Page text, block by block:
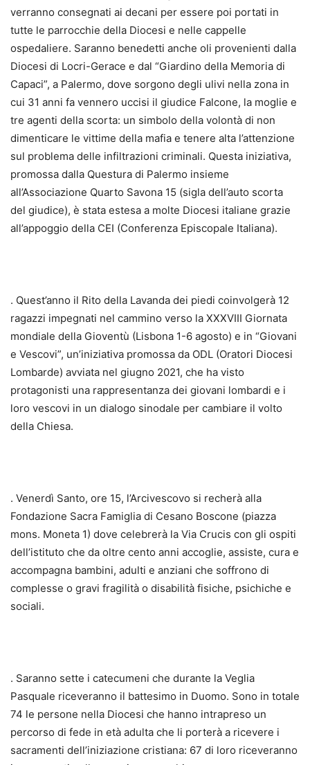
verranno consegnati ai decani per essere poi portati in
tutte le parrocchie della Diocesi e nelle cappelle
ospedaliere. Saranno benedetti anche oli provenienti dalla
Diocesi di Locri-Gerace e dal “Giardino della Memoria di
Capaci”, a Palermo, dove sorgono degli ulivi nella zona in
cui 31 anni fa vennero uccisi il giudice Falcone, la moglie e
tre agenti della scorta: un simbolo della volontà di non
dimenticare le vittime della mafia e tenere alta l’attenzione
sul problema delle infiltrazioni criminali. Questa iniziativa,
promossa dalla Questura di Palermo insieme
all’Associazione Quarto Savona 15 (sigla dell’auto scorta
del giudice), è stata estesa a molte Diocesi italiane grazie
all’appoggio della CEI (Conferenza Episcopale Italiana).
. Quest’anno il Rito della Lavanda dei piedi coinvolgerà 12
ragazzi impegnati nel cammino verso la XXXVIII Giornata
mondiale della Gioventù (Lisbona 1-6 agosto) e in “Giovani
e Vescovi”, un’iniziativa promossa da ODL (Oratori Diocesi
Lombarde) avviata nel giugno 2021, che ha visto
protagonisti una rappresentanza dei giovani lombardi e i
loro vescovi in un dialogo sinodale per cambiare il volto
della Chiesa.
. Venerdì Santo, ore 15, l’Arcivescovo si recherà alla
Fondazione Sacra Famiglia di Cesano Boscone (piazza
mons. Moneta 1) dove celebrerà la Via Crucis con gli ospiti
dell’istituto che da oltre cento anni accoglie, assiste, cura e
accompagna bambini, adulti e anziani che soffrono di
complesse o gravi fragilità o disabilità fisiche, psichiche e
sociali.
. Saranno sette i catecumeni che durante la Veglia
Pasquale riceveranno il battesimo in Duomo. Sono in totale
74 le persone nella Diocesi che hanno intrapreso un
percorso di fede in età adulta che li porterà a ricevere i
sacramenti dell’iniziazione cristiana: 67 di loro riceveranno